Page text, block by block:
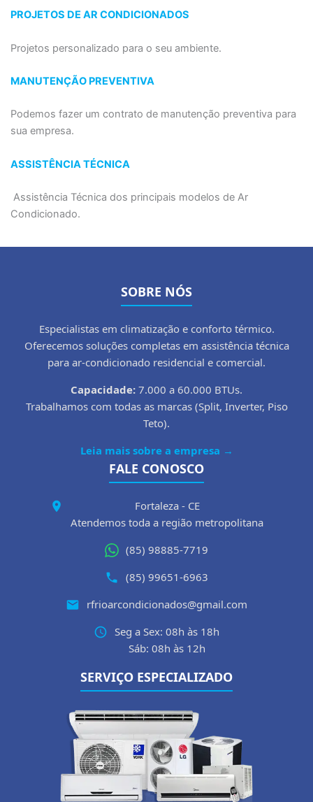
PROJETOS DE AR CONDICIONADOS
Projetos personalizado para o seu ambiente.
MANUTENÇÃO PREVENTIVA
Podemos fazer um contrato de manutenção preventiva para
sua empresa.
ASSISTÊNCIA TÉCNICA
Assistência Técnica dos principais modelos de Ar
Condicionado.
SOBRE NÓS
Especialistas em climatização e conforto térmico.
Oferecemos soluções completas em assistência técnica
para ar-condicionado residencial e comercial.
Capacidade: 7.000 a 60.000 BTUs.
Trabalhamos com todas as marcas (Split, Inverter, Piso
Teto).
Leia mais sobre a empresa →
FALE CONOSCO
Fortaleza - CE
Atendemos toda a região metropolitana
(85) 98885-7719
(85) 99651-6963
rfrioarcondicionados@gmail.com
Seg a Sex: 08h às 18h
Sáb: 08h às 12h
SERVIÇO ESPECIALIZADO